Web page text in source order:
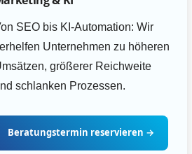
SEO bis KI-Automation: Wir
Unternehmen zu höheren
größerer Reichweite
schlanken Prozessen.
Beratungstermin reservieren →